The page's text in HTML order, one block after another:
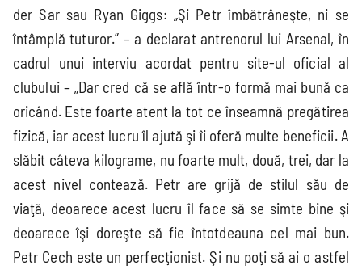
Liga
Națiunilor
der Sar sau Ryan Giggs: „Şi Petr îmbătrâneşte, ni se
întâmplă tuturor.” – a declarat antrenorul lui Arsenal, în
cadrul unui interviu acordat pentru site-ul oficial al
clubului – „Dar cred că se află într-o formă mai bună ca
oricând. Este foarte atent la tot ce înseamnă pregătirea
fizică, iar acest lucru îl ajută şi îi oferă multe beneficii. A
slăbit câteva kilograme, nu foarte mult, două, trei, dar la
acest nivel contează. Petr are grijă de stilul său de
viaţă, deoarece acest lucru îl face să se simte bine şi
deoarece îşi doreşte să fie întotdeauna cel mai bun.
Petr Cech este un perfecţionist. Şi nu poţi să ai o astfel